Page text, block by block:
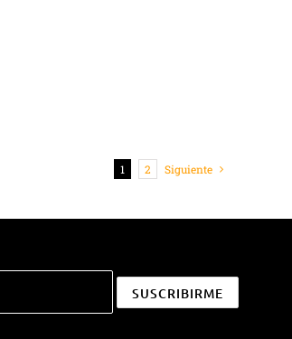
1 2 Siguiente